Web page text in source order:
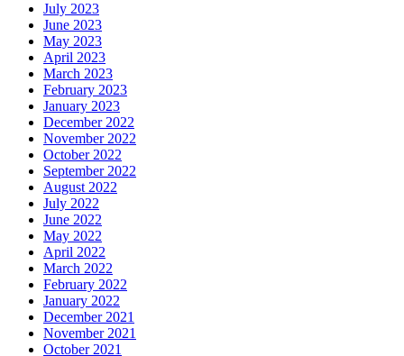
July 2023
June 2023
May 2023
April 2023
March 2023
February 2023
January 2023
December 2022
November 2022
October 2022
September 2022
August 2022
July 2022
June 2022
May 2022
April 2022
March 2022
February 2022
January 2022
December 2021
November 2021
October 2021